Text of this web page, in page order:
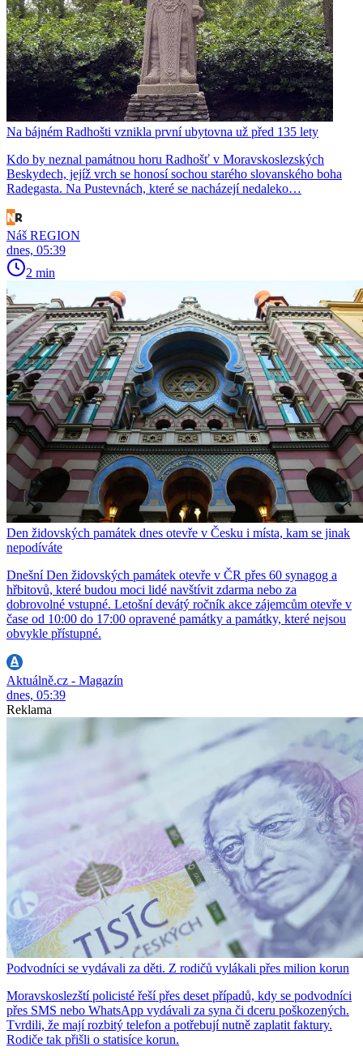
Na bájném Radhošti vznikla první ubytovna už před 135 lety
Kdo by neznal památnou horu Radhošť v Moravskoslezských
Beskydech, jejíž vrch se honosí sochou starého slovanského boha
Radegasta. Na Pustevnách, které se nacházejí nedaleko…
Náš REGION
dnes, 05:39
2 min
Den židovských památek dnes otevře v Česku i místa, kam se jinak
nepodíváte
Dnešní Den židovských památek otevře v ČR přes 60 synagog a
hřbitovů, které budou moci lidé navštívit zdarma nebo za
dobrovolné vstupné. Letošní devátý ročník akce zájemcům otevře v
čase od 10:00 do 17:00 opravené památky a památky, které nejsou
obvykle přístupné.
Aktuálně.cz - Magazín
dnes, 05:39
Reklama
Podvodníci se vydávali za děti. Z rodičů vylákali přes milion korun
Moravskoslezští policisté řeší přes deset případů, kdy se podvodníci
přes SMS nebo WhatsApp vydávali za syna či dceru poškozených.
Tvrdili, že mají rozbitý telefon a potřebují nutně zaplatit faktury.
Rodiče tak přišli o statisíce korun.